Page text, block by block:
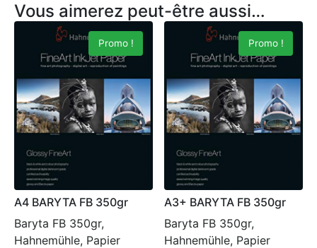
Vous aimerez peut-être aussi…
Promo !
A4 BARYTA FB 350gr
Baryta FB 350gr,
Hahnemühle, Papier
Promo !
A3+ BARYTA FB 350gr
Baryta FB 350gr,
Hahnemühle, Papier